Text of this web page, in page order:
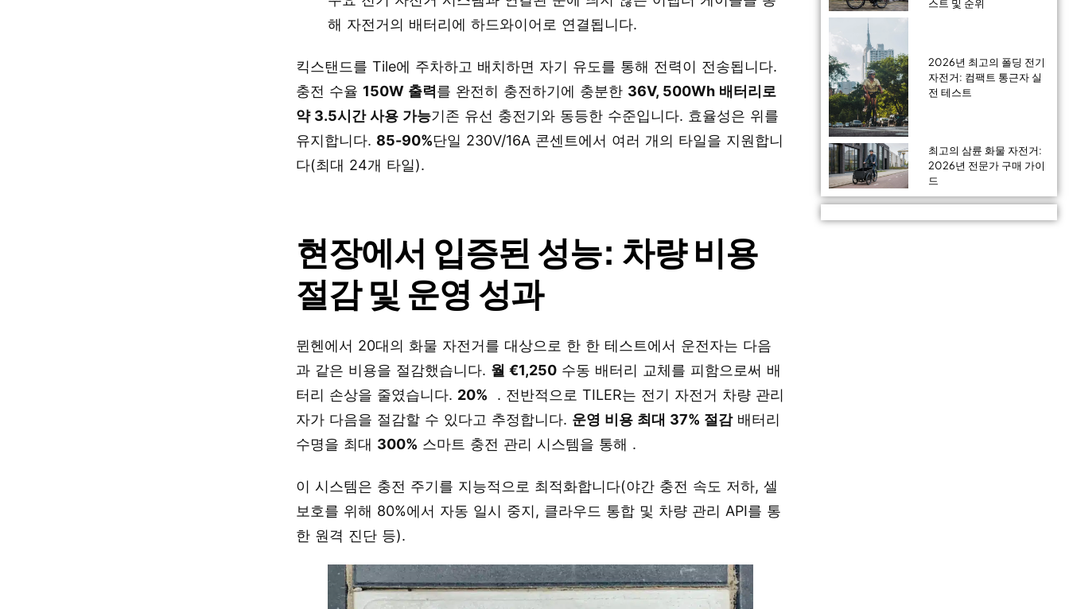
해 자전거의 배터리에 하드와이어로 연결됩니다.
킥스탠드를 Tile에 주차하고 배치하면 자기 유도를 통해 전력이 전송됩니다.
충전 수율 150W 출력를 완전히 충전하기에 충분한 36V, 500Wh 배터리로
약 3.5시간 사용 가능기존 유선 충전기와 동등한 수준입니다. 효율성은 위를
유지합니다. 85-90%단일 230V/16A 콘센트에서 여러 개의 타일을 지원합니
다(최대 24개 타일).
현장에서 입증된 성능: 차량 비용
절감 및 운영 성과
뮌헨에서 20대의 화물 자전거를 대상으로 한 한 테스트에서 운전자는 다음
과 같은 비용을 절감했습니다. 월 €1,250 수동 배터리 교체를 피함으로써 배
터리 손상을 줄였습니다. 20% . 전반적으로 TILER는 전기 자전거 차량 관리
자가 다음을 절감할 수 있다고 추정합니다. 운영 비용 최대 37% 절감배터리
수명을 최대 300% 스마트 충전 관리 시스템을 통해 .
이 시스템은 충전 주기를 지능적으로 최적화합니다(야간 충전 속도 저하, 셀
보호를 위해 80%에서 자동 일시 중지, 클라우드 통합 및 차량 관리 API를 통
한 원격 진단 등).
스트 및 순위
2026년 최고의 폴딩 전기
자전거: 컴팩트 통근자 실
전 테스트
최고의 삼륜 화물 자전거:
2026년 전문가 구매 가이
드